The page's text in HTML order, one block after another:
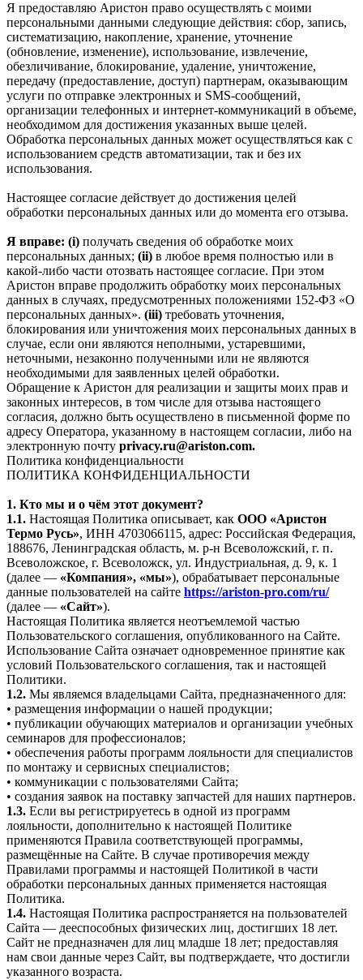
Я предоставляю Аристон право осуществлять с моими
персональными данными следующие действия: сбор, запись,
систематизацию, накопление, хранение, уточнение
(обновление, изменение), использование, извлечение,
обезличивание, блокирование, удаление, уничтожение,
передачу (предоставление, доступ) партнерам, оказывающим
услуги по отправке электронных и SMS‑сообщений,
организации телефонных и интернет‑коммуникаций в объеме,
необходимом для достижения указанных выше целей.
Обработка персональных данных может осуществляться как с
использованием средств автоматизации, так и без их
использования.
Настоящее согласие действует до достижения целей
обработки персональных данных или до момента его отзыва.
Я вправе: (i) получать сведения об обработке моих
персональных данных; (ii) в любое время полностью или в
какой-либо части отозвать настоящее согласие. При этом
Аристон вправе продолжить обработку моих персональных
данных в случаях, предусмотренных положениями 152-ФЗ «О
персональных данных». (iii) требовать уточнения,
блокирования или уничтожения моих персональных данных в
случае, если они являются неполными, устаревшими,
неточными, незаконно полученными или не являются
необходимыми для заявленных целей обработки.
Обращение к Аристон для реализации и защиты моих прав и
законных интересов, в том числе для отзыва настоящего
согласия, должно быть осуществлено в письменной форме по
адресу Оператора, указанному в настоящем согласии, либо на
электронную почту privacy.ru@ariston.com.
Политика конфиденциальности
ПОЛИТИКА КОНФИДЕНЦИАЛЬНОСТИ
1. Кто мы и о чём этот документ?
1.1. Настоящая Политика описывает, как ООО «Аристон
Термо Русь», ИНН 4703066115, адрес: Российская Федерация,
188676, Ленинградская область, м. р-н Всеволожский, г. п.
Всеволожское, г. Всеволожск, ул. Индустриальная, д. 9, к. 1
(далее — «Компания», «мы»), обрабатывает персональные
данные пользователей на сайте https://ariston-pro.com/ru/
(далее — «Сайт»).
Настоящая Политика является неотъемлемой частью
Пользовательского соглашения, опубликованного на Сайте.
Использование Сайта означает одновременное принятие как
условий Пользовательского соглашения, так и настоящей
Политики.
1.2. Мы являемся владельцами Сайта, предназначенного для:
• размещения информации о нашей продукции;
• публикации обучающих материалов и организации учебных
семинаров для профессионалов;
• обеспечения работы программ лояльности для специалистов
по монтажу и сервисных специалистов;
• коммуникации с пользователями Сайта;
• создания заявок на поставку запчастей для наших партнеров.
1.3. Если вы регистрируетесь в одной из программ
лояльности, дополнительно к настоящей Политике
применяются Правила соответствующей программы,
размещённые на Сайте. В случае противоречия между
Правилами программы и настоящей Политикой в части
обработки персональных данных применяется настоящая
Политика.
1.4. Настоящая Политика распространяется на пользователей
Сайта — дееспособных физических лиц, достигших 18 лет.
Сайт не предназначен для лиц младше 18 лет; предоставляя
нам свои данные через Сайт, вы подтверждаете, что достигли
указанного возраста.